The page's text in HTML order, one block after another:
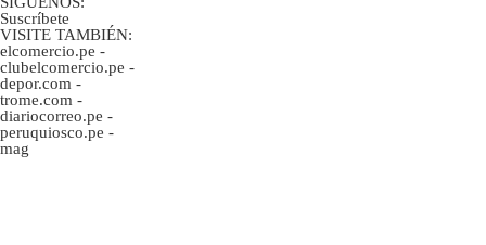
Suscríbete
VISITE TAMBIÉN:
elcomercio.pe -
clubelcomercio.pe -
depor.com -
trome.com -
diariocorreo.pe -
peruquiosco.pe -
mag